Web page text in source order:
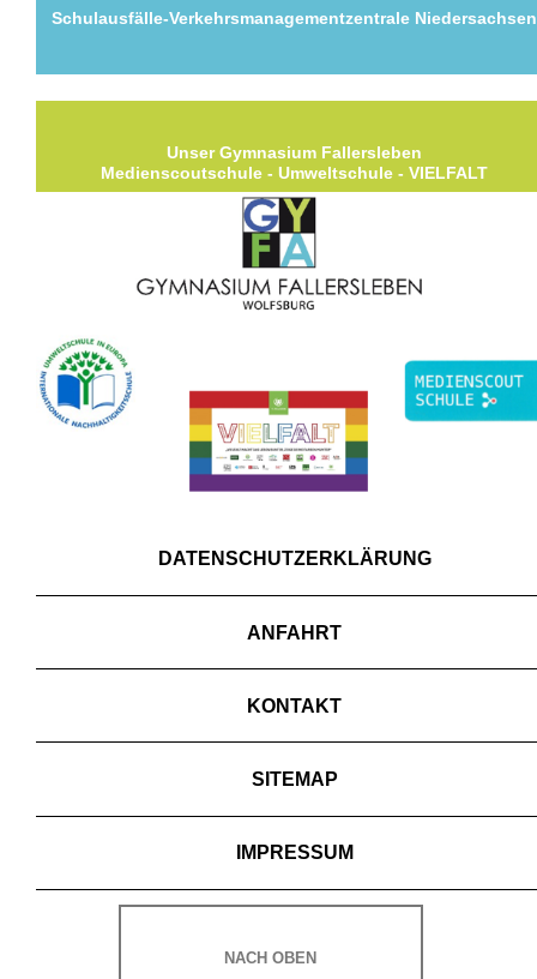
Schulausfälle-Verkehrsmanagementzentrale Niedersachsen
Unser Gymnasium Fallersleben
Medienscoutschule - Umweltschule - VIELFALT
DATENSCHUTZERKLÄRUNG
ANFAHRT
KONTAKT
SITEMAP
IMPRESSUM
NACH OBEN